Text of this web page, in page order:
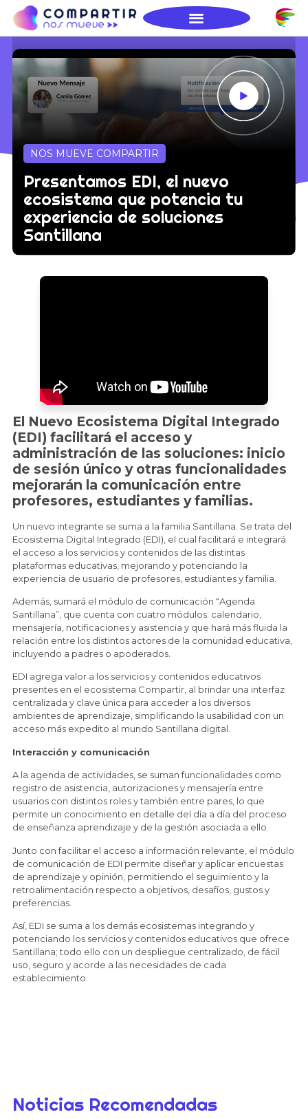
NOS MUEVE COMPARTIR
Presentamos EDI, el nuevo
ecosistema que potencia tu
experiencia de soluciones
Santillana
El Nuevo Ecosistema Digital Integrado
(EDI) facilitará el acceso y
administración de las soluciones: inicio
de sesión único y otras funcionalidades
mejorarán la comunicación entre
profesores, estudiantes y familias.
Un nuevo integrante se suma a la familia Santillana. Se trata del
Ecosistema Digital Integrado (EDI), el cual facilitará e integrará
el acceso a los servicios y contenidos de las distintas
plataformas educativas, mejorando y potenciando la
experiencia de usuario de profesores, estudiantes y familia.
Además, sumará el módulo de comunicación “Agenda
Santillana”, que cuenta con cuatro módulos: calendario,
mensajería, notificaciones y asistencia y que hará más fluida la
relación entre los distintos actores de la comunidad educativa,
incluyendo a padres o apoderados.
EDI agrega valor a los servicios y contenidos educativos
presentes en el ecosistema Compartir, al brindar una interfaz
centralizada y clave única para acceder a los diversos
ambientes de aprendizaje, simplificando la usabilidad con un
acceso más expedito al mundo Santillana digital.
Interacción y comunicación
A la agenda de actividades, se suman funcionalidades como
registro de asistencia, autorizaciones y mensajería entre
usuarios con distintos roles y también entre pares, lo que
permite un conocimiento en detalle del día a día del proceso
de enseñanza aprendizaje y de la gestión asociada a ello.
Junto con facilitar el acceso a información relevante, el módulo
de comunicación de EDI permite diseñar y aplicar encuestas
de aprendizaje y opinión, permitiendo el seguimiento y la
retroalimentación respecto a objetivos, desafíos, gustos y
preferencias.
Así, EDI se suma a los demás ecosistemas integrando y
potenciando los servicios y contenidos educativos que ofrece
Santillana; todo ello con un despliegue centralizado, de fácil
uso, seguro y acorde a las necesidades de cada
establecimiento.
Noticias Recomendadas